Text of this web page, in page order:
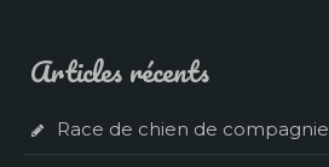
Articles récents
Race de chien de compagnie